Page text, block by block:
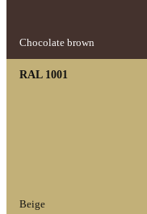
Chocolate brown
RAL 1001
Beige